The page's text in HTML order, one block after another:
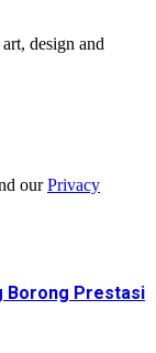
design and
ourPrivacy
Borong Prestasi